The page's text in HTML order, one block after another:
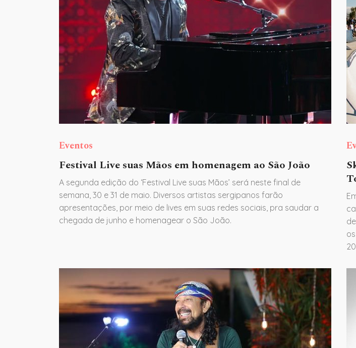
Eventos
Festival Live suas Mãos em homenagem ao São João
A segunda edição do ‘Festival Live suas Mãos’ será neste final de
semana, 30 e 31 de maio. Diversos artistas sergipanos farão
apresentações, por meio de lives em suas redes sociais, pra saudar a
chegada de junho e homenagear o São João.